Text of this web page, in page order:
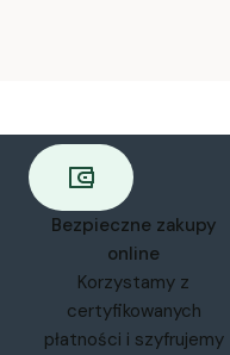
Bezpieczne zakupy
online
Korzystamy z
certyfikowanych
płatności i szyfrujemy